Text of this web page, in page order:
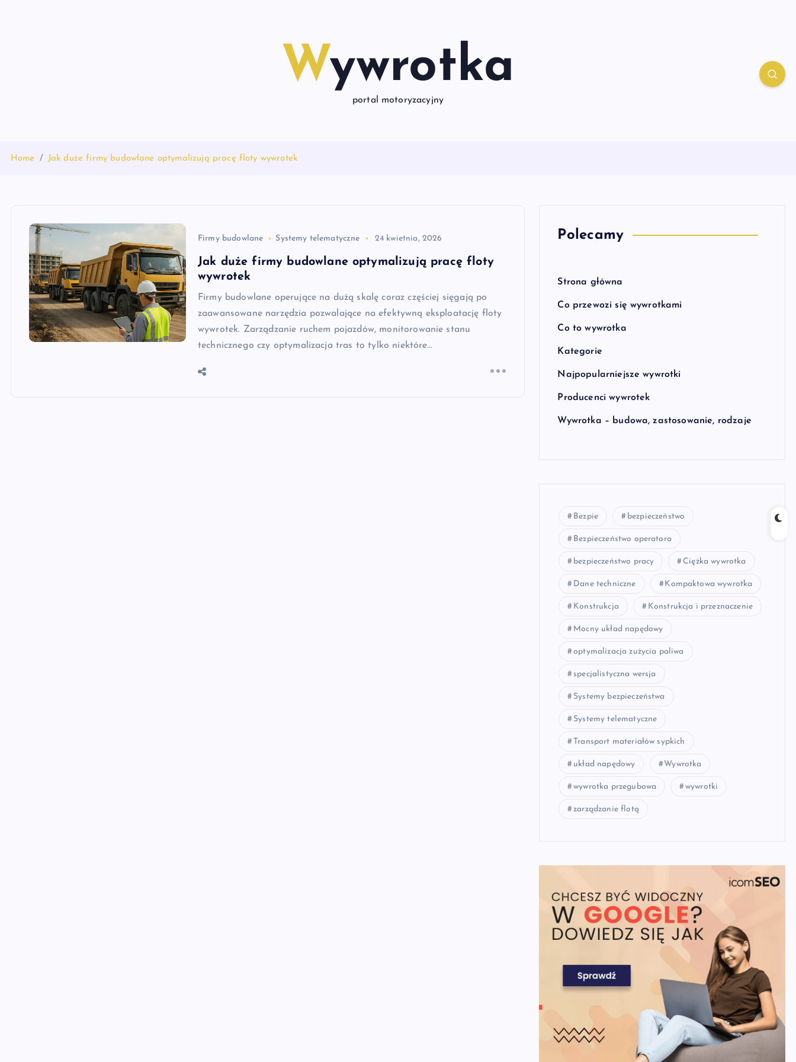
Wywrotka
portal motoryzacyjny
Home Jak duże firmy budowlane optymalizują pracę floty wywrotek
Firmy budowlane Systemy telematyczne 24 kwietnia, 2026
Jak duże firmy budowlane optymalizują pracę floty
wywrotek
Firmy budowlane operujące na dużą skalę coraz częściej sięgają po
zaawansowane narzędzia pozwalające na efektywną eksploatację floty
wywrotek. Zarządzanie ruchem pojazdów, monitorowanie stanu
technicznego czy optymalizacja tras to tylko niektóre…
Polecamy
Strona główna
Co przewozi się wywrotkami
Co to wywrotka
Kategorie
Najpopularniejsze wywrotki
Producenci wywrotek
Wywrotka – budowa, zastosowanie, rodzaje
Bezpie bezpieczeństwo
Bezpieczeństwo operatora
bezpieczeństwo pracy Ciężka wywrotka
Dane techniczne Kompaktowa wywrotka
Konstrukcja Konstrukcja i przeznaczenie
Mocny układ napędowy
optymalizacja zużycia paliwa
specjalistyczna wersja
Systemy bezpieczeństwa
Systemy telematyczne
Transport materiałów sypkich
układ napędowy Wywrotka
wywrotka przegubowa wywrotki
zarządzanie flotą